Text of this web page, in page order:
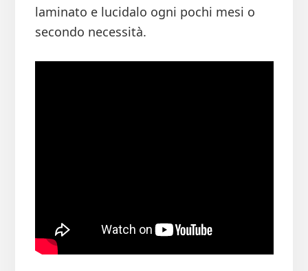
laminato e lucidalo ogni pochi mesi o
secondo necessità.